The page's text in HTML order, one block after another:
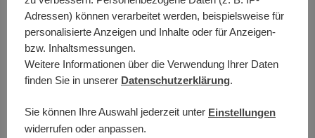
Bis zu 3000€ Brutto Gehalt
Adressen) können verarbeitet werden, beispielsweise für
personalisierte Anzeigen und Inhalte oder für Anzeigen-
bzw. Inhaltsmessungen.
Weitere Informationen über die Verwendung Ihrer Daten
finden Sie in unserer Datenschutzerklärung.
Sie können Ihre Auswahl jederzeit unter Einstellungen
widerrufen oder anpassen.